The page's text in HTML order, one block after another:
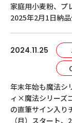
家庭用小麦粉、プ
2025年2月1日納
2024.11.25
年末年始も魔法シ
ィ×魔法シリーズ
の直筆サイン入り
（月）スタート